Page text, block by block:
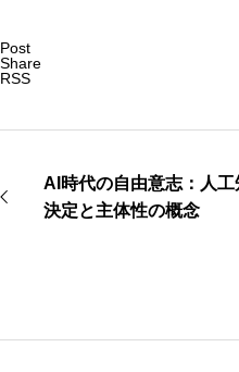
Post
Share
RSS
AI時代の自由意志：人
決定と主体性の概念